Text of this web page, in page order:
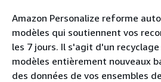
Amazon Personalize reforme
modèles qui soutiennent vos
les 7 jours. Il s'agit d'un
modèles entièrement nouveaux
des données de vos ensembles